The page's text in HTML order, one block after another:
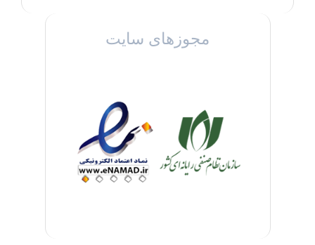
مجوزهای سایت